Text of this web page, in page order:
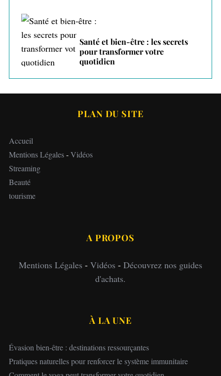
Santé et bien-être : les secrets
pour transformer votre
quotidien
PLAN DU SITE
Accueil
Mentions Légales-Vidéos
Streaming
Beauté
tourisme
A PROPOS
Mentions Légales - Vidéos - Découvrez nos guides
d'achats.
À LA UNE
Évasion bien-être : destinations ressourçantes
Pratiques naturelles pour renforcer le système immunitaire